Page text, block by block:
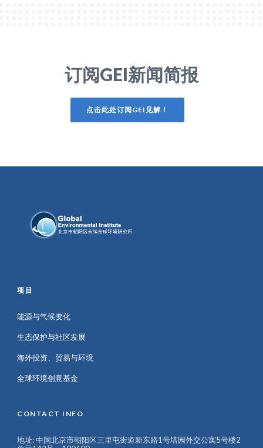
订阅GEI新闻简报
点击此处订阅GEI见解 ！
项目
能源与气候变化
生态保护与社区发展
海外投资、贸易与环境
全球环境创意基金
CONTACT INFO
地址: 中国北京市朝阳区三里屯街道新东路1号塔园外交公寓5号楼2